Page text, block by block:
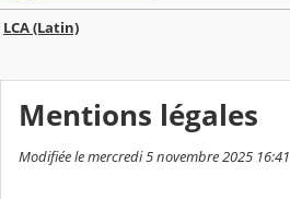
LCA (Latin)
Mentions légales
Modifiée le mercredi 5 novembre 2025 16:41